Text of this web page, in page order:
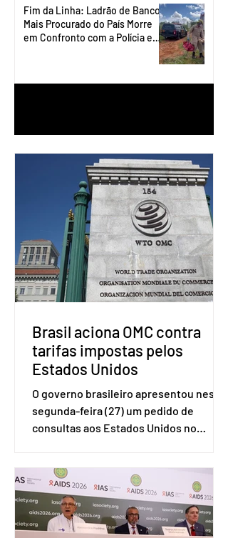
Fim da Linha: Ladrão de Banco
Mais Procurado do País Morre
em Confronto com a Polícia em
Brasil aciona OMC contra
tarifas impostas pelos
Estados Unidos
O governo brasileiro apresentou nesta
segunda-feira (27) um pedido de
consultas aos Estados Unidos no
(OMC), contestando duas medidas
tarifárias adotadas pelo país norte-
americano com base na Seção 301 da
Lei de Comércio de 1974. Segundo nota